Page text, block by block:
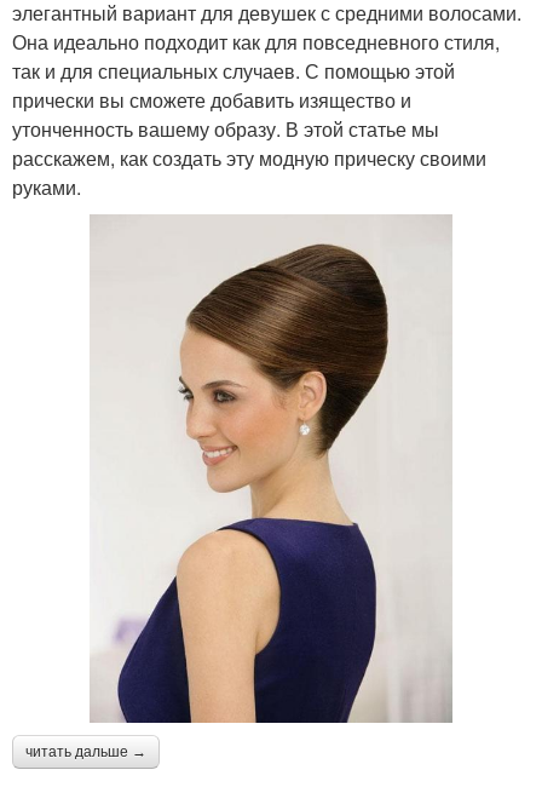
элегантный вариант для девушек с средними волосами.
Она идеально подходит как для повседневного стиля,
так и для специальных случаев. С помощью этой
прически вы сможете добавить изящество и
утонченность вашему образу. В этой статье мы
расскажем, как создать эту модную прическу своими
руками.
читать дальше →